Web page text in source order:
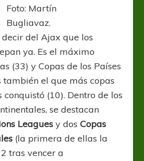
Foto: Martín
Bugliavaz.
del Ajax que los
ya. Es el máximo
(33) y Copas de los Países
también el que más copas
conquistó (10). Dentro de los
se destacan
Leagues y dosCopas
(la primera de ellas la
tras vencer a